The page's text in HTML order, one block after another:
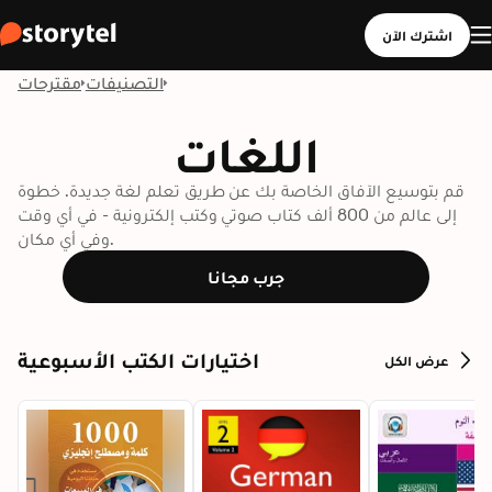
اشترك الآن
مقترحات التصنيفات
اللغات
قم بتوسيع الآفاق الخاصة بك عن طريق تعلم لغة جديدة. خطوة
إلى عالم من 800 ألف كتاب صوتي وكتب إلكترونية - في أي وقت
وفي أي مكان.
جرب مجانا
اختيارات الكتب الأسبوعية عرض الكل